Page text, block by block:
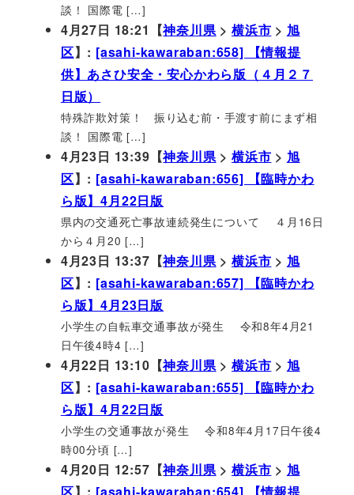
談！ 国際電 […]
4月27日 18:21【神奈川県>横浜市 > 旭
区】: [asahi-kawaraban:658] 【情報提
供】あさひ安全・安心かわら版（４月２７
日版）
特殊詐欺対策！ 振り込む前・手渡す前にまず相
談！ 国際電 […]
4月23日 13:39【神奈川県>横浜市 > 旭
区】: [asahi-kawaraban:656] 【臨時かわ
ら版】4月22日版
県内の交通死亡事故連続発生について ４月16日
から４月20 […]
4月23日 13:37【神奈川県>横浜市 > 旭
区】: [asahi-kawaraban:657] 【臨時かわ
ら版】4月23日版
小学生の自転車交通事故が発生 令和8年4月21
日午後4時4 […]
4月22日 13:10【神奈川県>横浜市 > 旭
区】: [asahi-kawaraban:655] 【臨時かわ
ら版】4月22日版
小学生の交通事故が発生 令和8年4月17日午後4
時00分頃 […]
4月20日 12:57【神奈川県>横浜市 > 旭